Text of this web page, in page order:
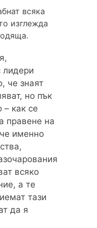
всяка
изглежда
лидери
че знаят
но пък
– как се
правене на
именно
всяко
а те
тази
да я